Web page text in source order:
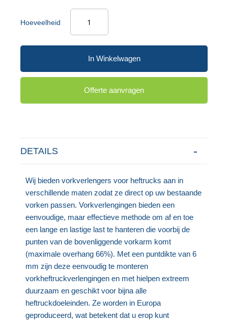
Hoeveelheid
In Winkelwagen
Offerte aanvragen
DETAILS
Wij bieden vorkverlengers voor heftrucks aan in
verschillende maten zodat ze direct op uw bestaande
vorken passen. Vorkverlengingen bieden een
eenvoudige, maar effectieve methode om af en toe
een lange en lastige last te hanteren die voorbij de
punten van de bovenliggende vorkarm komt
(maximale overhang 66%). Met een puntdikte van 6
mm zijn deze eenvoudig te monteren
vorkheftruckverlengingen en met hielpen extreem
duurzaam en geschikt voor bijna alle
heftruckdoeleinden. Ze worden in Europa
geproduceerd, wat betekent dat u erop kunt